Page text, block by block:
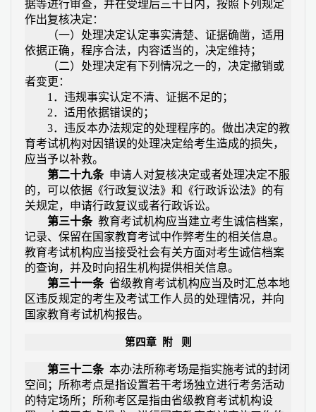
据等进行审查，并在受理后三十日内，按照下列规定
作出复核决定：
（一）处理决定认定事实清楚、证据确凿，适用
依据正确，程序合法，内容适当的，决定维持；
（二）处理决定有下列情况之一的，决定撤销或
者变更：
1 ．违规事实认定不清、证据不足的；
2．适用依据错误的；
3．违反本办法规定的处理程序的。做出决定的教
育考试机构对因错误的处理决定给考生造成的损失，
应当予以补救。
第二十九条 申请人对复核决定或者处理决定不服
的，可以依据《行政复议法》和《行政诉讼法》的有
关规定，申请行政复议或者行政诉讼。
第三十条 教育考试机构应当建立考生诚信档案，
记录、保留在国家教育考试中作弊考生的相关信息。
教育考试机构应当接受社会有关方面对考生诚信档案
的查询，并及时向招生机构提供相关信息。
第三十一条 省级教育考试机构应当及时汇总本地
区违反规定的考生及考试工作人员的处理情况，并向
国家教育考试机构报告。
第四章 附 则
第三十二条 本办法所称考场是指实施考试的封闭
空间；所称考点是指设置若干考场独立进行考务活动
的特定场所；所称考区是指由省级教育考试机构设